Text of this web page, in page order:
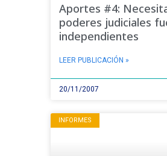
Aportes #4:
poderes judiciales
independientes
LEER PUBLICACIÓN »
20/11/2007
INFORMES